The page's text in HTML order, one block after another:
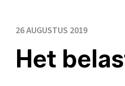
26 AUGUSTUS 2019
Het